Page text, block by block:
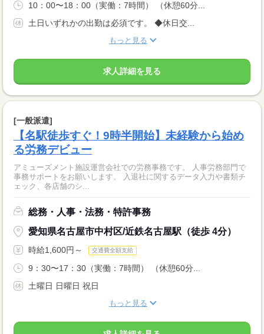
10：00〜18：00（実働：7時間） （休憩60分...
土日いずれかの出勤は必須です。 ◆休日交...
もっと見る
求人詳細を見る
[一般派遣]
【名駅徒歩すぐ！9時半開始】未経験から始め
る労務デビュー
アミューズメント施設運営会社での労務事務です。 人事労務部門で
事務サポートをお願いします。 入退社に関するデータ入力や書類チ
ェック、各店舗のシ...
総務・人事・法務・特許事務
愛知県名古屋市中村区/近鉄名古屋駅（徒歩 4分）
時給1,600円～ 交通費全額支給
9：30〜17：30（実働：7時間） （休憩60分...
土曜日 日曜日 祝日
もっと見る